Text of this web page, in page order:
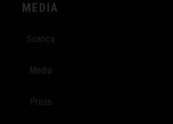
MEDIA
Scarica
Media
Press